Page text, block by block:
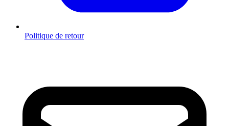
Politique de retour